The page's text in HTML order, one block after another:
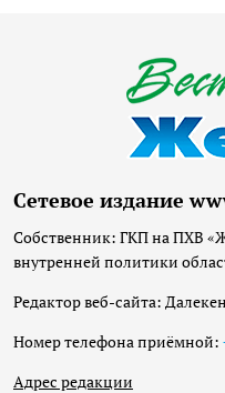
Сетевое издание
Собственник: ГКП на ПХВ
внутренней политики
Редактор веб-сайта:
Номер телефона приёмной:
Адрес редакции